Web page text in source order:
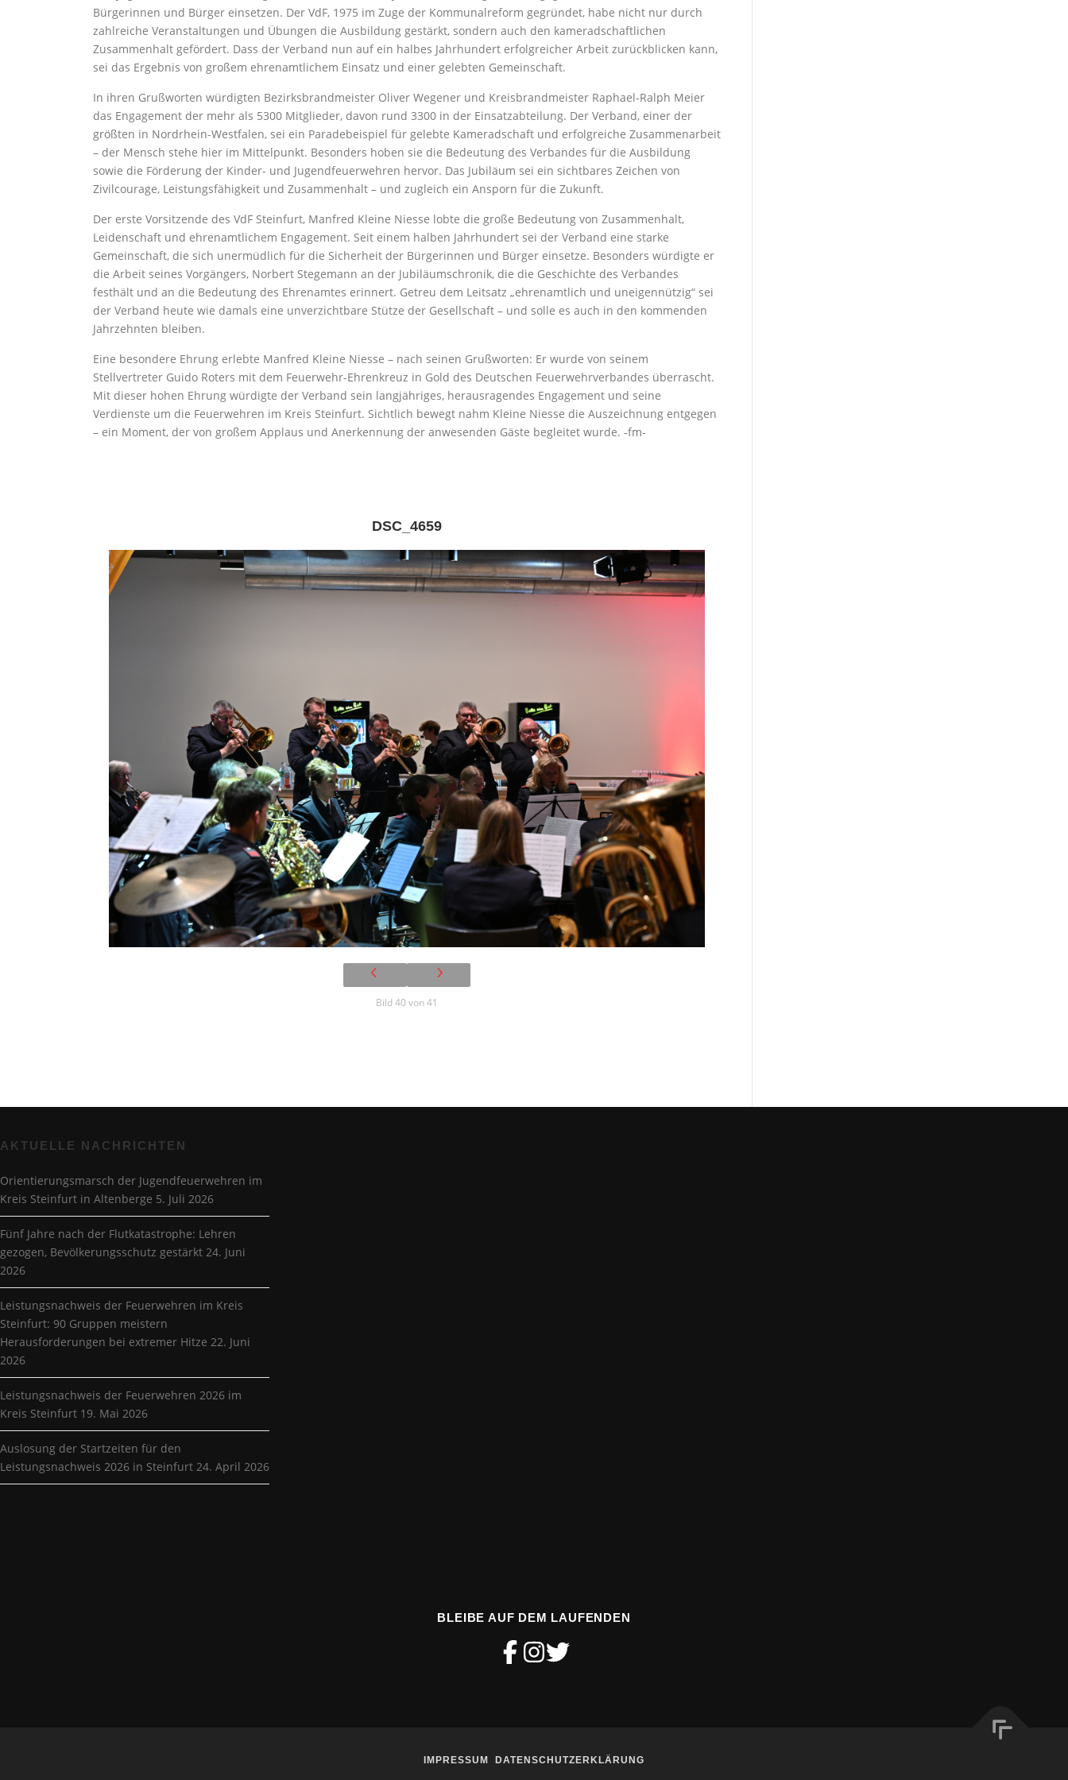
Bürgerinnen und Bürger einsetzen. Der VdF, 1975 im Zuge der Kommunalreform gegründet, habe nicht nur durch
zahlreiche Veranstaltungen und Übungen die Ausbildung gestärkt, sondern auch den kameradschaftlichen
Zusammenhalt gefördert. Dass der Verband nun auf ein halbes Jahrhundert erfolgreicher Arbeit zurückblicken kann,
sei das Ergebnis von großem ehrenamtlichem Einsatz und einer gelebten Gemeinschaft.
In ihren Grußworten würdigten Bezirksbrandmeister Oliver Wegener und Kreisbrandmeister Raphael-Ralph Meier
das Engagement der mehr als 5300 Mitglieder, davon rund 3300 in der Einsatzabteilung. Der Verband, einer der
größten in Nordrhein-Westfalen, sei ein Paradebeispiel für gelebte Kameradschaft und erfolgreiche Zusammenarbeit
– der Mensch stehe hier im Mittelpunkt. Besonders hoben sie die Bedeutung des Verbandes für die Ausbildung
sowie die Förderung der Kinder- und Jugendfeuerwehren hervor. Das Jubiläum sei ein sichtbares Zeichen von
Zivilcourage, Leistungsfähigkeit und Zusammenhalt – und zugleich ein Ansporn für die Zukunft.
Der erste Vorsitzende des VdF Steinfurt, Manfred Kleine Niesse lobte die große Bedeutung von Zusammenhalt,
Leidenschaft und ehrenamtlichem Engagement. Seit einem halben Jahrhundert sei der Verband eine starke
Gemeinschaft, die sich unermüdlich für die Sicherheit der Bürgerinnen und Bürger einsetze. Besonders würdigte er
die Arbeit seines Vorgängers, Norbert Stegemann an der Jubiläumschronik, die die Geschichte des Verbandes
festhält und an die Bedeutung des Ehrenamtes erinnert. Getreu dem Leitsatz „ehrenamtlich und uneigennützig“ sei
der Verband heute wie damals eine unverzichtbare Stütze der Gesellschaft – und solle es auch in den kommenden
Jahrzehnten bleiben.
Eine besondere Ehrung erlebte Manfred Kleine Niesse – nach seinen Grußworten: Er wurde von seinem
Stellvertreter Guido Roters mit dem Feuerwehr-Ehrenkreuz in Gold des Deutschen Feuerwehrverbandes überrascht.
Mit dieser hohen Ehrung würdigte der Verband sein langjähriges, herausragendes Engagement und seine
Verdienste um die Feuerwehren im Kreis Steinfurt. Sichtlich bewegt nahm Kleine Niesse die Auszeichnung entgegen
– ein Moment, der von großem Applaus und Anerkennung der anwesenden Gäste begleitet wurde. -fm-
DSC_4659
Bild 40 von 41
AKTUELLE NACHRICHTEN
Orientierungsmarsch der Jugendfeuerwehren im
Kreis Steinfurt in Altenberge 5. Juli 2026
Fünf Jahre nach der Flutkatastrophe: Lehren
gezogen, Bevölkerungsschutz gestärkt 24. Juni
2026
Leistungsnachweis der Feuerwehren im Kreis
Steinfurt: 90 Gruppen meistern
Herausforderungen bei extremer Hitze 22. Juni
2026
Leistungsnachweis der Feuerwehren 2026 im
Kreis Steinfurt 19. Mai 2026
Auslosung der Startzeiten für den
Leistungsnachweis 2026 in Steinfurt 24. April 2026
BLEIBE AUF DEM LAUFENDEN
IMPRESSUM DATENSCHUTZERKLÄRUNG